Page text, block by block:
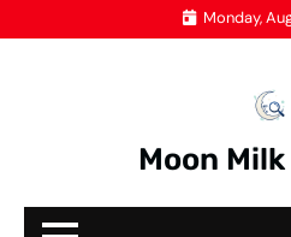
to
Monday,
Moon